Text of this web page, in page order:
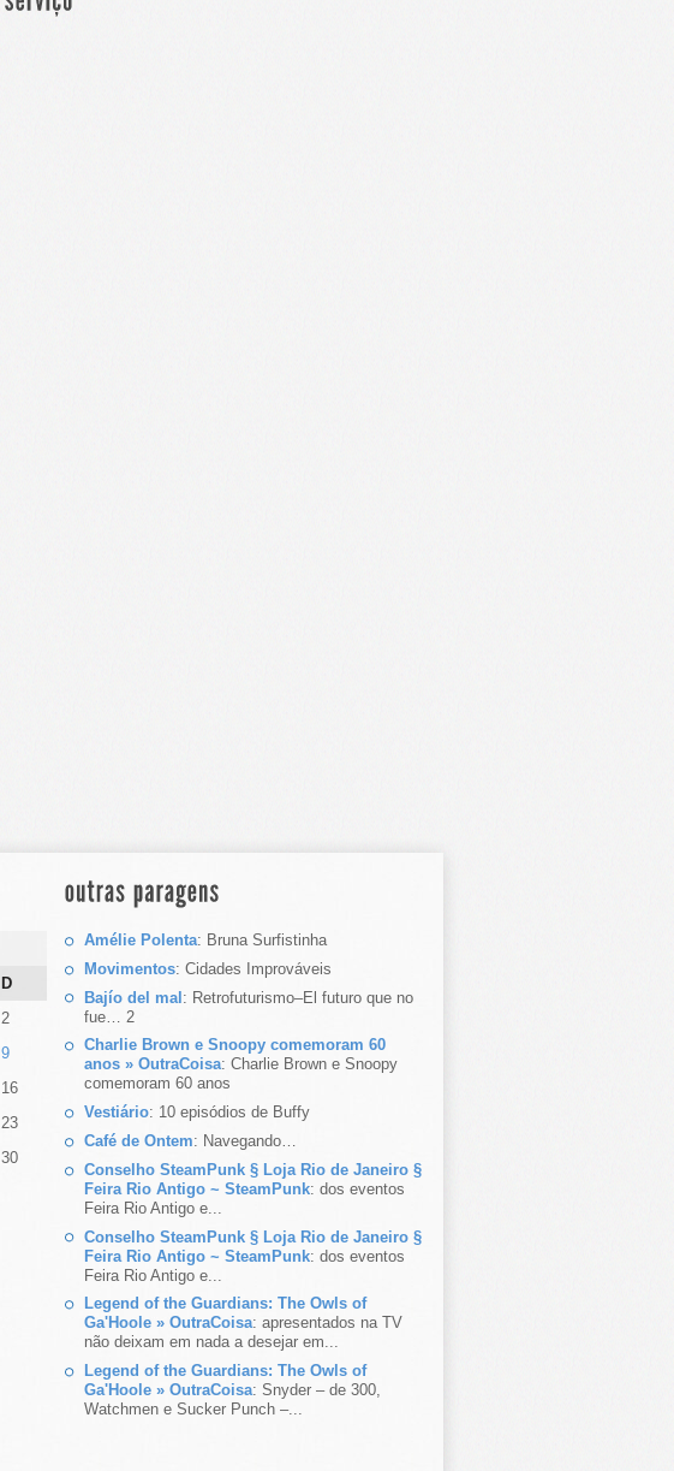
D
2
9
16
23
30
Amélie Polenta: Bruna Surfistinha
Movimentos: Cidades Improváveis
Bajío del mal: Retrofuturismo–El futuro que no
fue… 2
Charlie Brown e Snoopy comemoram 60
anos » OutraCoisa: Charlie Brown e Snoopy
comemoram 60 anos
Vestiário: 10 episódios de Buffy
Café de Ontem: Navegando…
Conselho SteamPunk § Loja Rio de Janeiro §
Feira Rio Antigo ~ SteamPunk: dos eventos
Feira Rio Antigo e...
Conselho SteamPunk § Loja Rio de Janeiro §
Feira Rio Antigo ~ SteamPunk: dos eventos
Feira Rio Antigo e...
Legend of the Guardians: The Owls of
Ga'Hoole » OutraCoisa: apresentados na TV
não deixam em nada a desejar em...
Legend of the Guardians: The Owls of
Ga'Hoole » OutraCoisa: Snyder – de 300,
Watchmen e Sucker Punch –...